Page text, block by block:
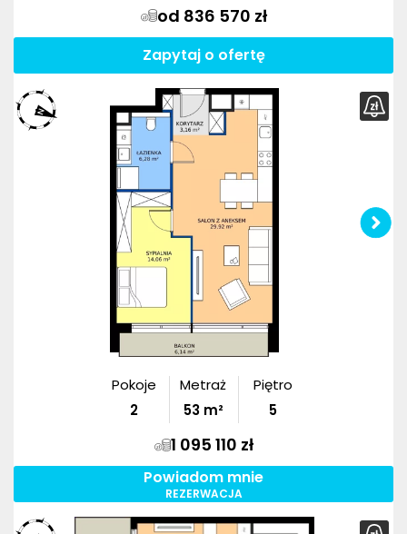
od 836 570 zł
Zapytaj o ofertę
Pokoje
2
Metraż
53m²
Piętro
5
1 095 110 zł
Powiadom mnie
REZERWACJA